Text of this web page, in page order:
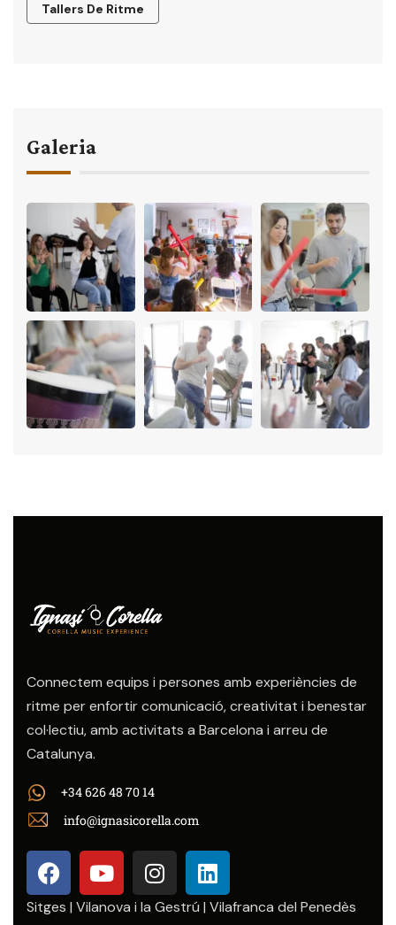
Tallers De Ritme
Galeria
Connectem equips i persones amb experiències de
ritme per enfortir comunicació, creativitat i benestar
col·lectiu, amb activitats a Barcelona i arreu de
Catalunya.
+34 626 48 70 14
info@ignasicorella.com
Sitges | Vilanova i la Gestrú | Vilafranca del Penedès